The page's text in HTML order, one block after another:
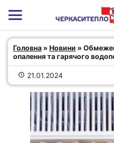
Обмежено
гарячого
Головна » Новини »
опалення та гарячого
21.01.2024